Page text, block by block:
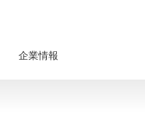
企業情報